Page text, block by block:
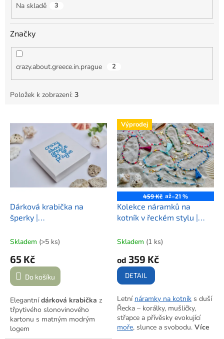
Na skladě 3
Značky
crazy.about.greece.in.prague 2
Položek k zobrazení: 3
p
Dárková krabička na
šperky |
Skladem (>5 ks)
65 Kč
Do košíku
Elegantnídárková krabička z
třpytivého slonovinového
kartonu s matným modrým
logem
Výprodej
459 Kč až–21 %
Kolekce náramků na
kotník v řeckém stylu |
Skladem (1 ks)
od 359 Kč
DETAIL
Letní náramky na kotník s duší
Řecka – korálky, mušličky,
střapce a přívěsky evokující
moře, slunce a svobodu. Více